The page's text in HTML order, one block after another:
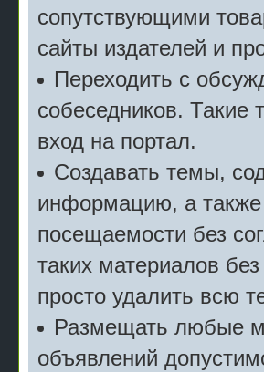
сопутствующими
сайты издателей и
Переходить с
собеседников.
вход на портал.
Создавать темы,
информацию, а
посещаемости без
таких материалов
просто удалить всю
Размещать любые
объявлений